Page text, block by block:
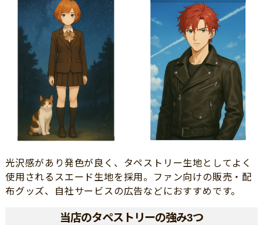
光沢感があり発色が良く、タペストリー生地としてよく
使用されるスエード生地を採用。ファン向けの販売・配
布グッズ、自社サービスの広告などにおすすめです。
当店のタペストリーの強み3つ